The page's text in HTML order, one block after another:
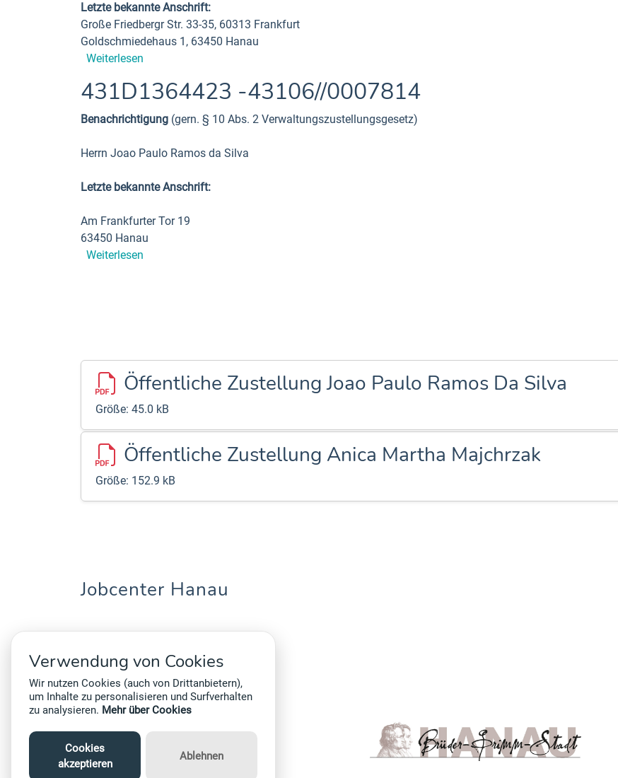
Letzte bekannte Anschrift:
Große Friedbergr Str. 33-35, 60313 Frankfurt
Goldschmiedehaus 1, 63450 Hanau
Weiterlesen
431D1364423 -43106//0007814
Benachrichtigung (gern. § 10 Abs. 2 Verwaltungszustellungsgesetz)
Herrn Joao Paulo Ramos da Silva
Letzte bekannte Anschrift:
Am Frankfurter Tor 19
63450 Hanau
Weiterlesen
Öffentliche Zustellung Joao Paulo Ramos Da Silva
Größe: 45.0 kB
Öffentliche Zustellung Anica Martha Majchrzak
Größe: 152.9 kB
Jobcenter Hanau
Willy-Brandt-Straße 23
63450 Hanau
Telefon: 06181 - 44 00 60
Verwendung von Cookies
Wir nutzen Cookies (auch von Drittanbietern),
um Inhalte zu personalisieren und Surfverhalten
zu analysieren. Mehr über Cookies
Cookies
akzeptieren
Ablehnen